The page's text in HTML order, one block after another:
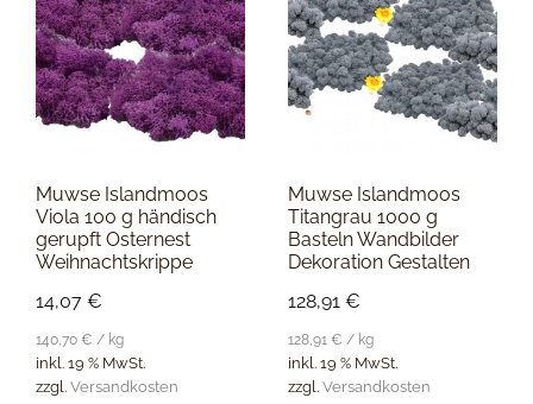
Muwse Islandmoos
Viola 100 g händisch
gerupft Osternest
Weihnachtskrippe
14,07 €
140,70 € / kg
inkl. 19 % MwSt.
zzgl. Versandkosten
Muwse Islandmoos
Titangrau 1000 g
Basteln Wandbilder
Dekoration Gestalten
128,91€
128,91€ / kg
inkl. 19 % MwSt.
zzgl.Versandkosten